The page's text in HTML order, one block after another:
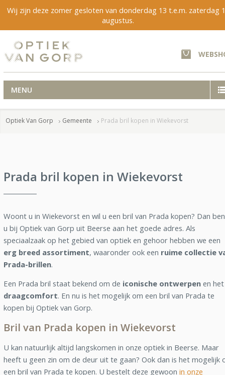
Wij zijn deze zomer gesloten van donderdag 13 t.e.m. zaterdag
augustus.
MENU
Optiek Van Gorp Gemeente Prada bril kopen in Wiekevorst
Prada bril kopen in Wiekevorst
Woont u in Wiekevorst en wil u een bril van Prada kopen? Dan
u bij Optiek van Gorp uit Beerse aan het goede adres. Als
speciaalzaak op het gebied van optiek en gehoor hebben we een
erg breed assortiment, waaronder ook een ruime collectie
Prada-brillen.
Een Prada bril staat bekend om de iconische ontwerpen en het
draagcomfort. En nu is het mogelijk om een bril van Prada te
kopen bij Optiek van Gorp.
Bril van Prada kopen in Wiekevorst
U kan natuurlijk altijd langskomen in onze optiek in Beerse. Maar
heeft u geen zin om de deur uit te gaan? Ook dan is het mogelijk
een bril van Prada te kopen. U bestelt deze gewoon in onze